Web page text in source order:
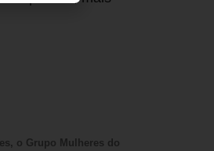
o Grupo Mulheres do